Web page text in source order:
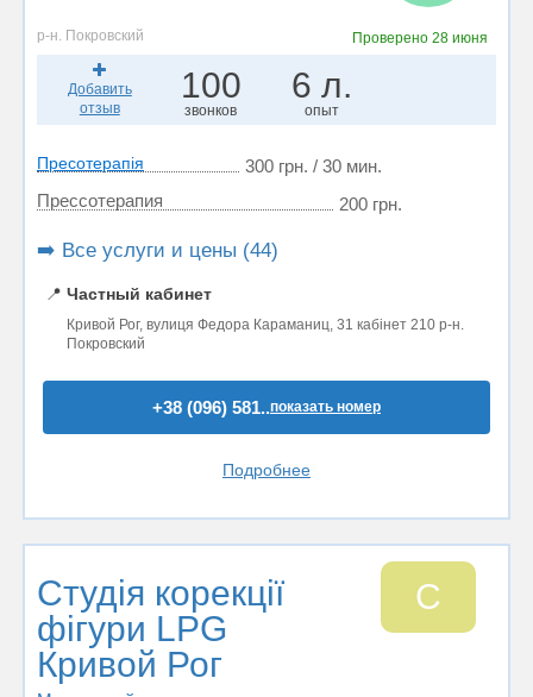
р-н. Покровский Проверено 28 июня
Добавить
отзыв
100
звонков
6 л.
опыт
Пресотерапія
300 грн. / 30 мин.
Прессотерапия
200 грн.
➡️ Все услуги и цены (44)
📍 Частный кабинет
Кривой Рог, вулиця Федора Караманиц, 31 кабінет 210 р-н.
Покровский
+38 (096) 581..показать номер
Подробнее
Студія корекції
фігури LPG
Кривой Рог
С